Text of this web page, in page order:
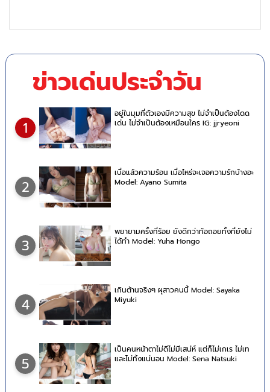
ข่าวเด่นประจำวัน
1
อยู่ในมุมที่ตัวเองมีความสุข ไม่จำเป็นต้องโดด
เด่น ไม่จำเป็นต้องเหมือนใคร IG: jjryeoni
2
เบื่อแล้วความร้อน เมื่อไหร่จะเจอความรักบ้างอะ
Model: Ayano Sumita
3
พยายามครั้งที่ร้อย ยังดีกว่าท้อถอยทั้งที่ยังไม่
ได้ทำ Model: Yuha Hongo
4
เกินต้านจริงๆ ผุสาวคนนี้ Model: Sayaka
Miyuki
5
เป็นคนหน้าตาไม่ดีไม่มีเสน่ห์ แต่ก็ไม่เกเร ไม่เท
และไม่ทิ้งแน่นอน Model: Sena Natsuki